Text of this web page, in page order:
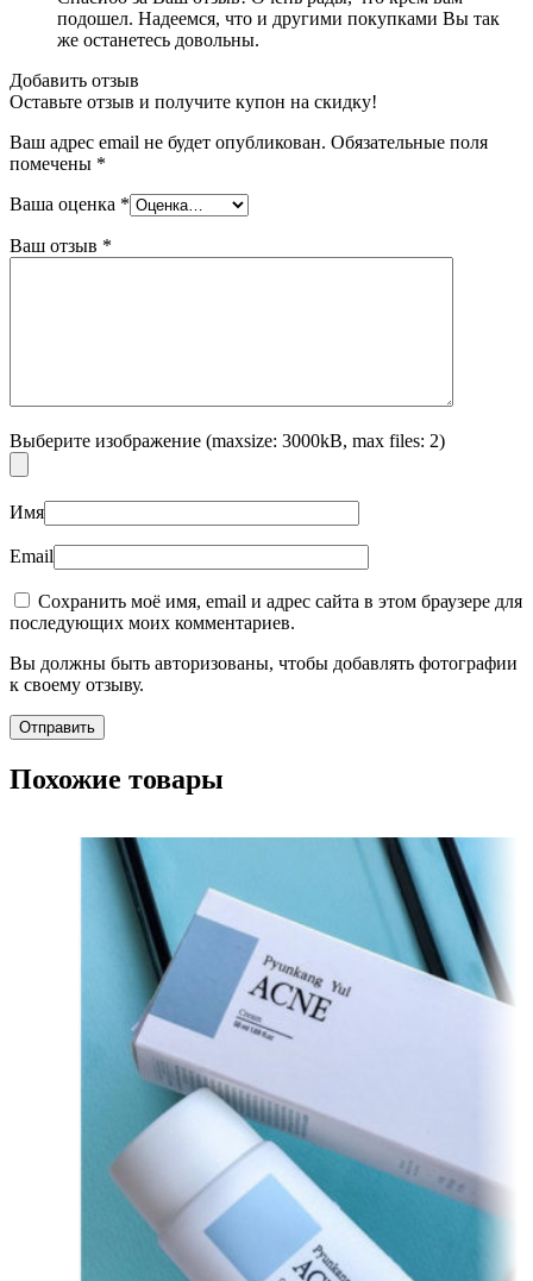
подошел. Надеемся, что и другими покупками Вы так
же останетесь довольны.
Добавить отзыв
Оставьте отзыв и получите купон на скидку!
Ваш адрес email не будет опубликован. Обязательные поля
помечены *
Ваша оценка *
Ваш отзыв *
Выберите изображение (maxsize: 3000kB, max files: 2)
Имя
Email
Сохранить моё имя, email и адрес сайта в этом браузере для
последующих моих комментариев.
Вы должны быть авторизованы, чтобы добавлять фотографии
к своему отзыву.
Похожие товары